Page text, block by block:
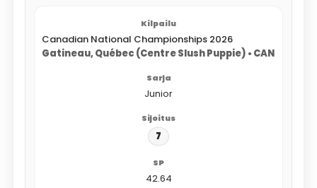
Canadian National Championships 2026
Gatineau, Québec (Centre Slush Puppie) • CAN
Junior
7
42.64